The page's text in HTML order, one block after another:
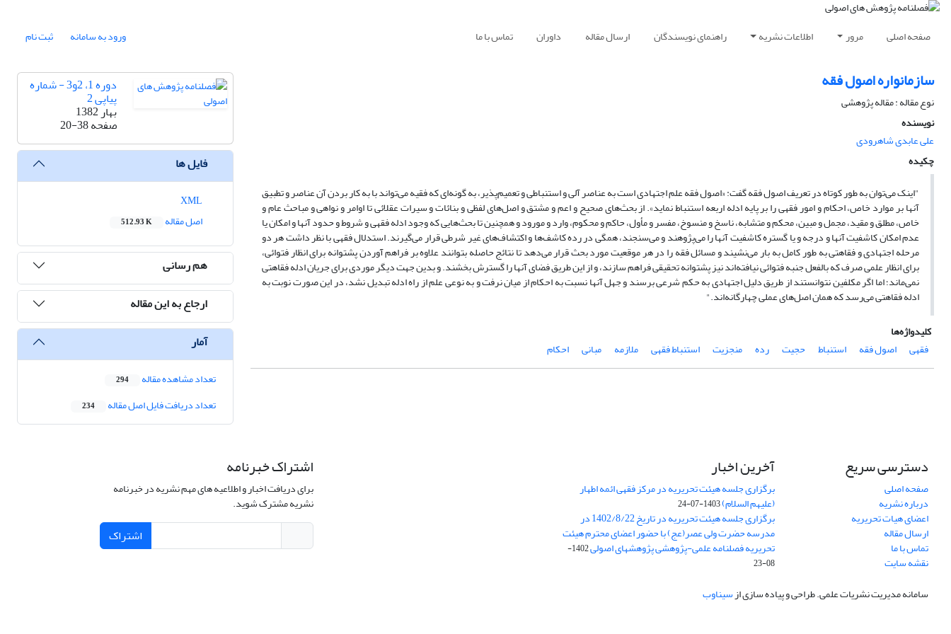
صفحه اصلی مرور اطلاعات نشریه راهنمای نویسندگان ارسال مقاله داوران تماس با ما ورود به سامانه ثبت نام
سازمانواره اصول فقه
نوع مقاله : مقاله پژوهشی
نویسنده
علی عابدی شاهرودی
چکیده
"اینک می‌توان به طور کوتاه در تعریف اصول فقه گفت: «اصول فقه علم اجتهادی است به عناصر آلی و استنباطی و تعمیم‌پذیر، به گونه‌ای که فقیه می‌تواند با به کار بردن آن عناصر و تطبیق
آنها بر موارد خاص، احکام و امور فقهی را بر پایه ادله اربعه استنباط نماید». از بحث‌های صحیح و اعم و مشتق و اصل‌های لفظی و بنائات و سیرات عقلائی تا اوامر و نواهی و مباحث عام و
خاص، مطلق و مقید، مجمل و مبین، محکم و متشابه، ناسخ و منسوخ، مفسر و مأول، حاکم و محکوم، وارد و مورود و همچنین تا بحث‌هایی که وجود ادله فقهی و شروط و حدود آنها و امکان یا
عدم امکان کاشفیت آنها و درجه و یا گستره کاشفیت آنها را می‌پژوهند و می‌سنجند، همگی در رده کاشف‌ها و اکتشاف‌های غیر شرطی قرار می‌گیرند. استدلال فقهی با نظر داشت هر دو
مرحله اجتهادی و فقاهتی به طور کامل به بار می‌نشیند و مسائل فقه را در هر موقعیت مورد بحث قرار می‌دهد تا نتائج حاصله بتوانند علاوه بر فراهم آوردن پشتوانه برای انظار فتوائی،
برای انظار علمی صرف که بالفعل جنبه فتوائی نیافته‌اند نیز پشتوانه تحقیقی فراهم سازند، و از این طریق فضای آنها را گسترش بخشند. و بدین جهت دیگر موردی برای جریان ادله فقاهتی
نمی‌ماند؛ اما اگر مکلفین نتوانستند از طریق دلیل اجتهادی به حکم شرعی برسند و جهل آنها نسبت به احکام از میان نرفت و به نوعی علم از راه ادله تبدیل نشد، در این صورت نوبت به
ادله فقاهتی می‌رسد که همان اصل‌های عملی چهارگانه‌اند."
کلیدواژه‌ها
فقهی
اصول فقه استنباط حجیت رده منجزیت استنباط فقهی ملازمه مبانی احکام
دوره 1، 2و3 - شماره
پیاپی 2
بهار 1382
صفحه20-38
فایل ها
اصل مقاله
512.93 K
هم رسانی
ارجاع به این مقاله
آمار
تعداد مشاهده مقاله 294
تعداد دریافت فایل اصل مقاله 234
دسترسی سریع
صفحه اصلی
درباره نشریه
اعضای هیات تحریریه
ارسال مقاله
تماس با ما
نقشه سایت
آخرین اخبار
برگزاری جلسه هیئت تحریریه در مرکز فقهی ائمه اطهار
(علیهم السلام)1403-07-24
برگزاری جلسه هیئت تحریریه در تاریخ 1402/8/22 در
مدرسه حضرت ولی عصر(عج) با حضور اعضای محترم هیئت
تحریریه فصلنامه علمی-پژوهشی پژوهشهای اصولی
1402-
08-23
اشتراک خبرنامه
برای دریافت اخبار و اطلاعیه های مهم نشریه در خبرنامه
نشریه مشترک شوید.
اشتراک
سامانه مدیریت نشریات علمی.طراحی و پیاده سازی ازسیناوب